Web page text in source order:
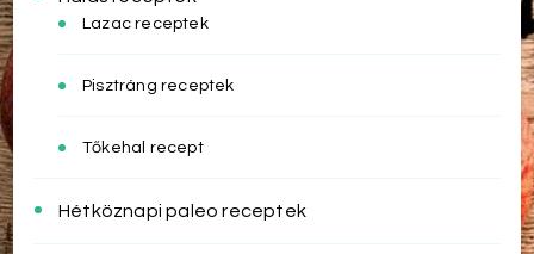
Lazac receptek
Pisztráng receptek
Tőkehal recept
Hétköznapi paleo receptek